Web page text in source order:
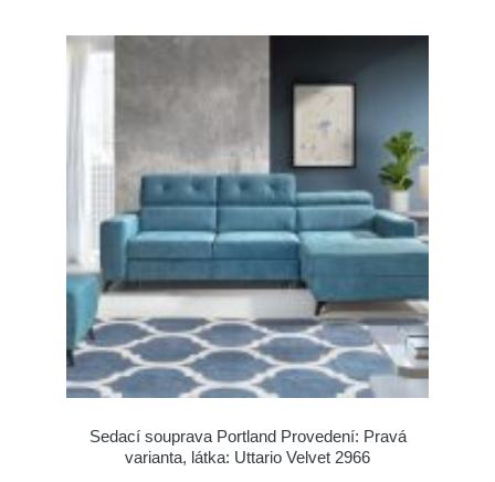
Sedací souprava Portland Provedení: Pravá
varianta, látka: Uttario Velvet 2966